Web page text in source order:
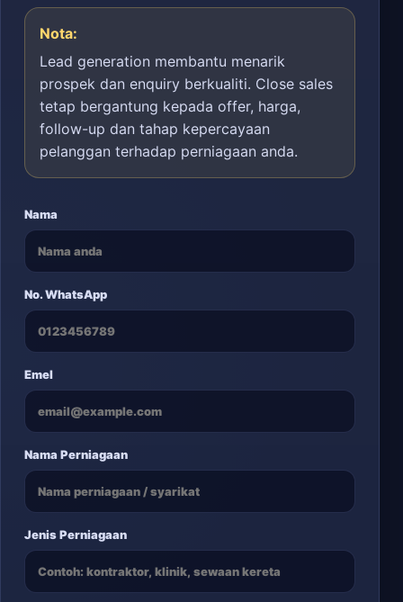
Nota:
Lead generation membantu menarik
prospek dan enquiry berkualiti. Close sales
tetap bergantung kepada offer, harga,
follow-up dan tahap kepercayaan
pelanggan terhadap perniagaan anda.
Nama
No. WhatsApp
Emel
Nama Perniagaan
Jenis Perniagaan